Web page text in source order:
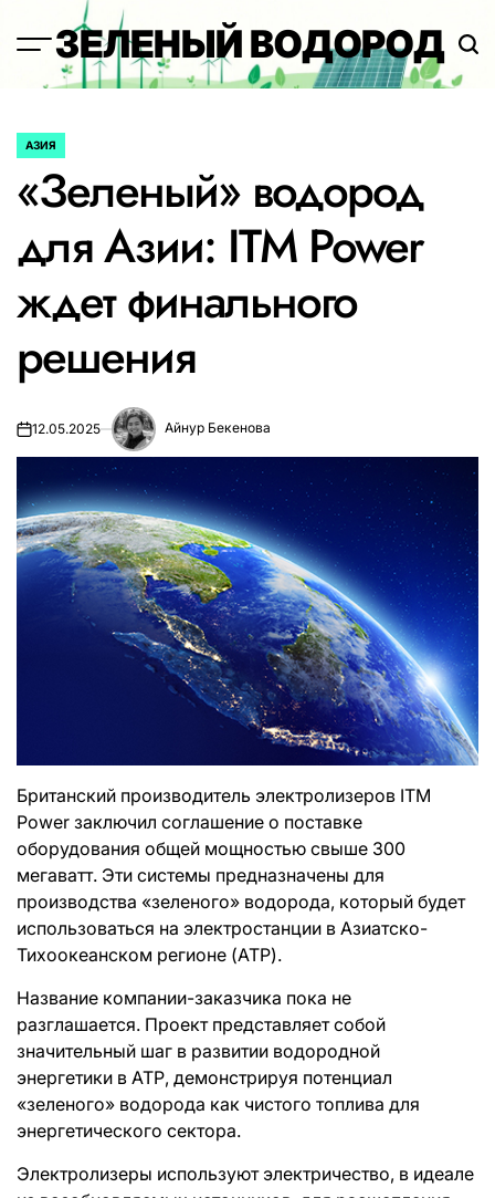
содержимому
ЗЕЛЕНЫЙ ВОДОРОД
ОПУБЛИКОВАНО
АЗИЯ
«Зеленый» водород
для Азии: ITM Power
ждет финального
решения
12.05.2025 Айнур Бекенова
Британский производитель электролизеров ITM
Power заключил соглашение о поставке
оборудования общей мощностью свыше 300
мегаватт. Эти системы предназначены для
производства «зеленого» водорода, который будет
использоваться на электростанции в Азиатско-
Тихоокеанском регионе (АТР).
Название компании-заказчика пока не
разглашается. Проект представляет собой
значительный шаг в развитии водородной
энергетики в АТР, демонстрируя потенциал
«зеленого» водорода как чистого топлива для
энергетического сектора.
Электролизеры используют электричество, в идеале